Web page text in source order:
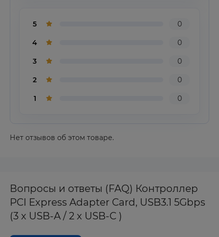
5 0
4 0
3 0
2 0
1 0
Нет отзывов об этом товаре.
Вопросы и ответы (FAQ) Контроллер
PCI Express Adapter Card, USB3.1 5Gbps
(3 x USB-A / 2 x USB-C )